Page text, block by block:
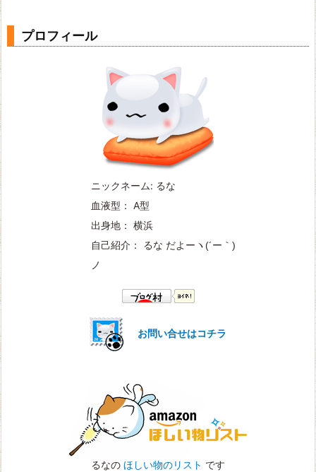
プロフィール
ニックネーム: るな
血液型： A型
出身地： 横浜
自己紹介： るな だよー ヽ(´ー｀)
ノ
お問い合せはコチラ
るなの ほしい物のリスト です